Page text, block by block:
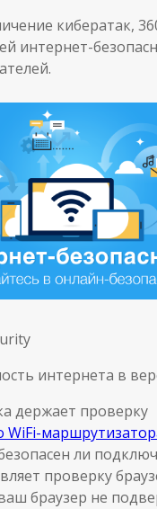
кибератак,
интернет-
интернета в
держает проверку
WiFi-
ли
проверку
браузер не